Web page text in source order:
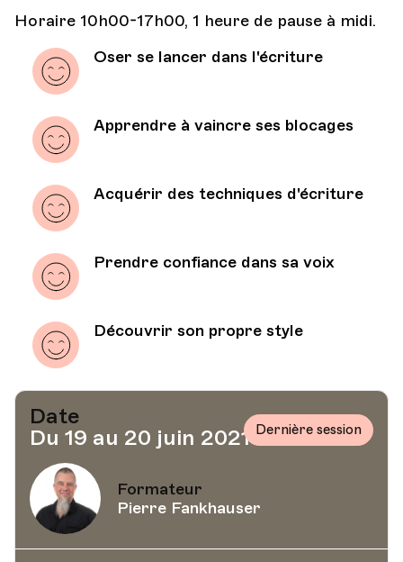
Horaire 10h00-17h00, 1 heure de pause à midi.
Oser se lancer dans l'écriture
Apprendre à vaincre ses blocages
Acquérir des techniques d'écriture
Prendre confiance dans sa voix
Découvrir son propre style
Date
Du 19 au 20 juin 2021 Dernière session
Formateur
Pierre Fankhauser